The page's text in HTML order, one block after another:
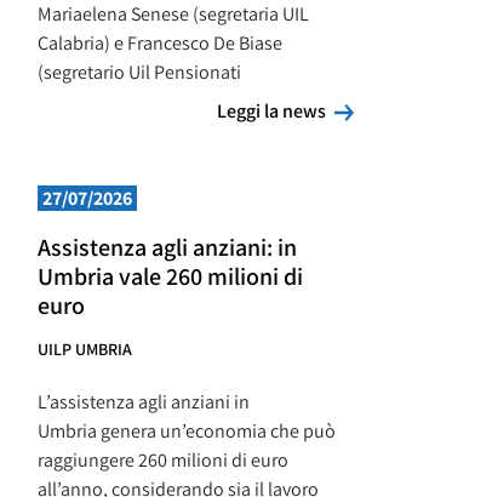
Mariaelena Senese (segretaria UIL
Calabria) e Francesco De Biase
(segretario Uil Pensionati
Leggi la news
Leggi la news
27/07/2026
Assistenza agli anziani: in
Umbria vale 260 milioni di
euro
UILP UMBRIA
L’assistenza agli anziani in
Umbria genera un’economia che può
raggiungere 260 milioni di euro
all’anno, considerando sia il lavoro